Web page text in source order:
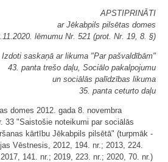
APSTIPRINĀTI
ar Jēkabpils pilsētas domes
lēmumu Nr. 521 (prot. Nr. 19, 8. §)
Izdoti saskaņā ar likuma "Par pašvaldībām"
43. panta trešo daļu, Sociālo pakalpojumu
un sociālās palīdzības likuma
35. panta ceturto daļu
domes 2012. gada 8. novembra
33 "Saistošie noteikumi par sociālās
kārtību Jēkabpils pilsētā" (turpmāk -
Vēstnesis, 2012, 194. nr.; 2013, 224.
141. nr.; 2019, 223. nr.; 2020, 70. nr.)